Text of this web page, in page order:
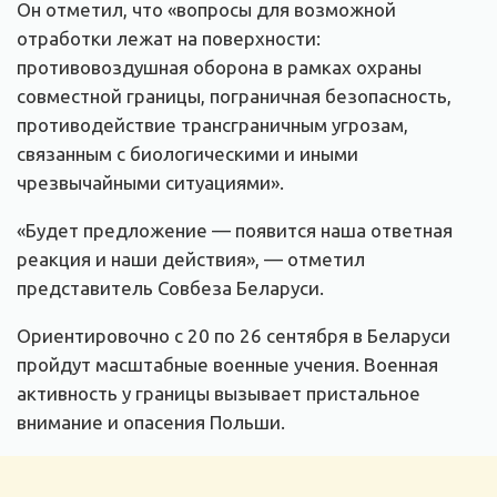
Он отметил, что «вопросы для возможной
отработки лежат на поверхности:
противовоздушная оборона в рамках охраны
совместной границы, пограничная безопасность,
противодействие трансграничным угрозам,
связанным с биологическими и иными
чрезвычайными ситуациями».
«Будет предложение — появится наша ответная
реакция и наши действия», — отметил
представитель Совбеза Беларуси.
Ориентировочно с 20 по 26 сентября в Беларуси
пройдут масштабные военные учения. Военная
активность у границы вызывает пристальное
внимание и опасения Польши.